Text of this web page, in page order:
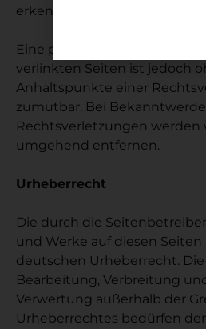
erkennbar.
Eine permanente inhaltliche
verlinkten Seiten ist jedoch
Anhaltspunkte einer
zumutbar. Bei
Rechtsverletzungen werden
umgehend entfernen.
Urheberrecht
Die durch die
und Werke auf diesen
deutschen Urheberrecht.
Bearbeitung, Verbreitung
Verwertung außerhalb der
Urheberrechtes bedürfen